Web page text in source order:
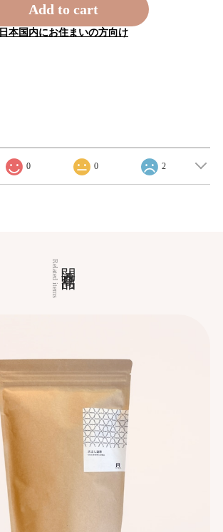
Add to cart
日本国内にお住まいの方向け
0 0 2
Related items